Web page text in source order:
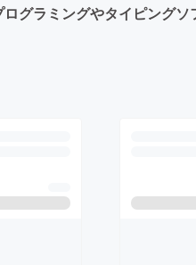
グラミングやタイピングソ